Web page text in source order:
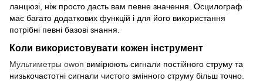
ланцюзі, ніж просто дасть вам певне значення. Осцилограф
має багато додаткових функцій і для його використання
потрібні певні базові знання.
Коли використовувати кожен інструмент
Мультиметры owon вимірюють сигнали постійного струму та
низькочастотні сигнали чистого змінного струму більш точно.